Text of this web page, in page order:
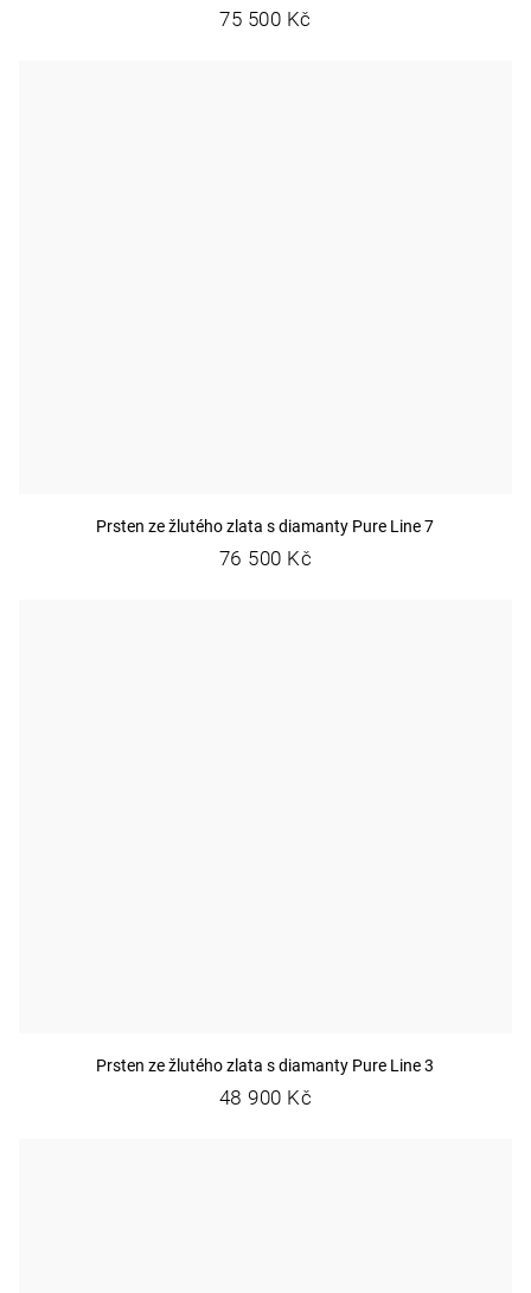
75 500 Kč
Prsten ze žlutého zlata s diamanty Pure Line 7
76 500 Kč
Prsten ze žlutého zlata s diamanty Pure Line 3
48 900 Kč